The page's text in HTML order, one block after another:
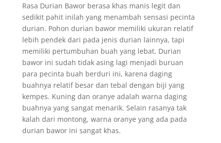
Rasa Durian Bawor berasa khas manis legit dan
sedikit pahit inilah yang menambah sensasi pecinta
durian. Pohon durian bawor memiliki ukuran relatif
lebih pendek dari pada jenis durian lainnya, tapi
memiliki pertumbuhan buah yang lebat. Durian
bawor ini sudah tidak asing lagi menjadi buruan
para pecinta buah berduri ini, karena daging
buahnya relatif besar dan tebal dengan biji yang
kempes. Kuning dan oranye adalah warna daging
buahnya yang sangat menarik. Selain rasanya tak
kalah dari montong, warna oranye yang ada pada
durian bawor ini sangat khas.